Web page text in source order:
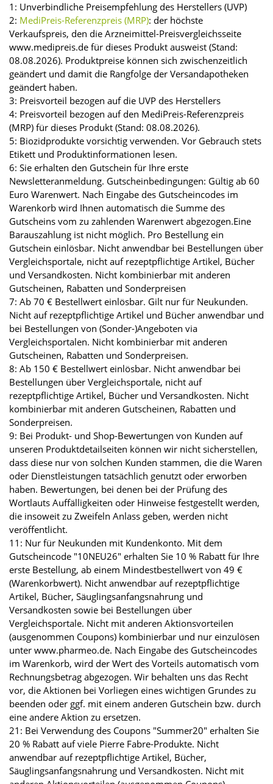
1: Unverbindliche Preisempfehlung des Herstellers (UVP)
2: MediPreis-Referenzpreis (MRP): der höchste
Verkaufspreis, den die Arzneimittel-Preisvergleichsseite
www.medipreis.de für dieses Produkt ausweist (Stand:
08.08.2026). Produktpreise können sich zwischenzeitlich
geändert und damit die Rangfolge der Versandapotheken
geändert haben.
3: Preisvorteil bezogen auf die UVP des Herstellers
4: Preisvorteil bezogen auf den MediPreis-Referenzpreis
(MRP) für dieses Produkt (Stand: 08.08.2026).
5: Biozidprodukte vorsichtig verwenden. Vor Gebrauch stets
Etikett und Produktinformationen lesen.
6: Sie erhalten den Gutschein für Ihre erste
Newsletteranmeldung. Gutscheinbedingungen: Gültig ab 60
Euro Warenwert. Nach Eingabe des Gutscheincodes im
Warenkorb wird Ihnen automatisch die Summe des
Gutscheins vom zu zahlenden Warenwert abgezogen.Eine
Barauszahlung ist nicht möglich. Pro Bestellung ein
Gutschein einlösbar. Nicht anwendbar bei Bestellungen über
Vergleichsportale, nicht auf rezeptpflichtige Artikel, Bücher
und Versandkosten. Nicht kombinierbar mit anderen
Gutscheinen, Rabatten und Sonderpreisen
7: Ab 70 € Bestellwert einlösbar. Gilt nur für Neukunden.
Nicht auf rezeptpflichtige Artikel und Bücher anwendbar und
bei Bestellungen von (Sonder-)Angeboten via
Vergleichsportalen. Nicht kombinierbar mit anderen
Gutscheinen, Rabatten und Sonderpreisen.
8: Ab 150 € Bestellwert einlösbar. Nicht anwendbar bei
Bestellungen über Vergleichsportale, nicht auf
rezeptpflichtige Artikel, Bücher und Versandkosten. Nicht
kombinierbar mit anderen Gutscheinen, Rabatten und
Sonderpreisen.
9: Bei Produkt- und Shop-Bewertungen von Kunden auf
unseren Produktdetailseiten können wir nicht sicherstellen,
dass diese nur von solchen Kunden stammen, die die Waren
oder Dienstleistungen tatsächlich genutzt oder erworben
haben. Bewertungen, bei denen bei der Prüfung des
Wortlauts Auffälligkeiten oder Hinweise festgestellt werden,
die insoweit zu Zweifeln Anlass geben, werden nicht
veröffentlicht.
11: Nur für Neukunden mit Kundenkonto. Mit dem
Gutscheincode "10NEU26" erhalten Sie 10 % Rabatt für Ihre
erste Bestellung, ab einem Mindestbestellwert von 49 €
(Warenkorbwert). Nicht anwendbar auf rezeptpflichtige
Artikel, Bücher, Säuglingsanfangsnahrung und
Versandkosten sowie bei Bestellungen über
Vergleichsportale. Nicht mit anderen Aktionsvorteilen
(ausgenommen Coupons) kombinierbar und nur einzulösen
unter www.pharmeo.de. Nach Eingabe des Gutscheincodes
im Warenkorb, wird der Wert des Vorteils automatisch vom
Rechnungsbetrag abgezogen. Wir behalten uns das Recht
vor, die Aktionen bei Vorliegen eines wichtigen Grundes zu
beenden oder ggf. mit einem anderen Gutschein bzw. durch
eine andere Aktion zu ersetzen.
21: Bei Verwendung des Coupons "Summer20" erhalten Sie
20 % Rabatt auf viele Pierre Fabre-Produkte. Nicht
anwendbar auf rezeptpflichtige Artikel, Bücher,
Säuglingsanfangsnahrung und Versandkosten. Nicht mit